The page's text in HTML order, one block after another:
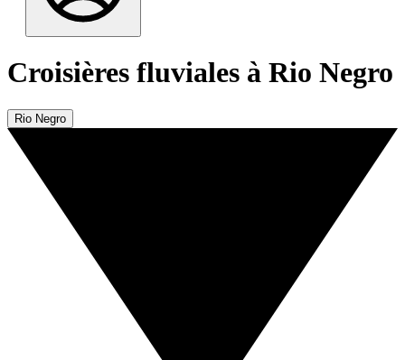
Croisières fluviales à Rio Negro
Rio Negro